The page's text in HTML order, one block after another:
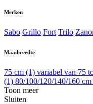
Merken
Sabo Grillo Fort Trilo
Maaibreedte
75 cm (1) variabel van 75
(1) 80/100/120/140/160 cm
Toon meer
Sluiten